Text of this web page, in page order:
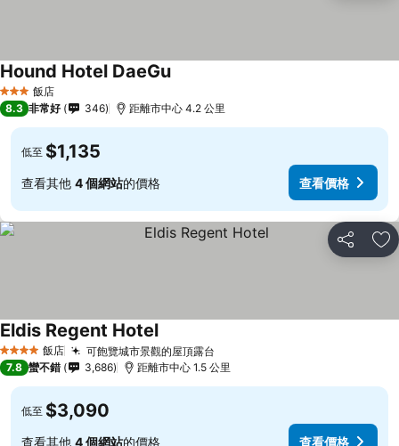
3 星級 飯店
Hound Hotel DaeGu
8.3 非常好 346 距離市中心 4.2 公里
低至 $1,135
查看其他 4 個網站的價格 查看價格
分享 加
4 星級 飯店 可飽覽城市景觀的屋頂露台
Eldis Regent Hotel
7.8 蠻不錯 3,686 距離市中心 1.5 公里
低至 $3,090
查看其他 4 個網站的價格 查看價格